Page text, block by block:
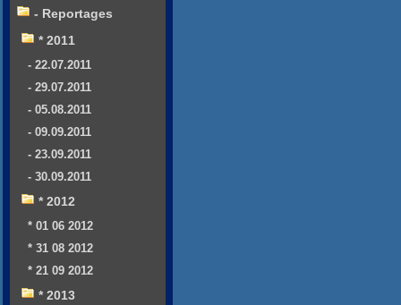
- Reportages
* 2011
- 22.07.2011
- 29.07.2011
- 05.08.2011
- 09.09.2011
- 23.09.2011
- 30.09.2011
* 2012
* 01 06 2012
* 31 08 2012
* 21 09 2012
* 2013